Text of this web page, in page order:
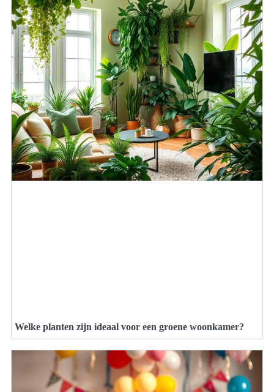
Welke planten zijn ideaal voor een groene woonkamer?